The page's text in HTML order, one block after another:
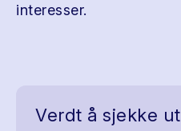
interesser.
Verdt å sjekke ut